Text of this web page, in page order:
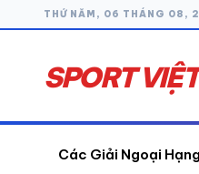
THỨ NĂM, 06 THÁNG 08,
SPORT
Các Giải Ngoại Hạng